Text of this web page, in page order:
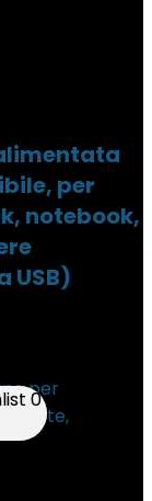
per
notebook,
USB)
0
0